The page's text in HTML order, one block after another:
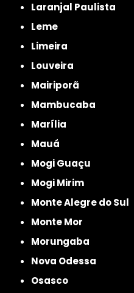
Laranjal Paulista
Leme
Limeira
Louveira
Mairiporã
Mambucaba
Marília
Mauá
Mogi Guaçu
Mogi Mirim
Monte Alegre do Sul
Monte Mor
Morungaba
Nova Odessa
Osasco